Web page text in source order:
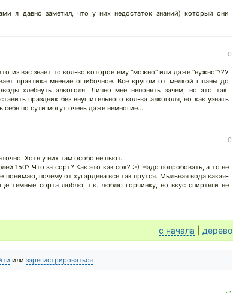
я давно заметил, что у них недостаток знаний) который они
0
из вас знает то кол-во которое ему "можно" или даже "нужно"??У
практика мнение ошибочное. Все кругом от мелкой шпаны до
хлебнуть алкоголя. Лично мне непонять зачем, но это так.
праздник без внушительного кол-ва алкоголя, но как узнать
себя по сути могут очень даже немногие...
0
Хотя у них там особо не пьют.
150? Что за сорт? Как это как сок? :-) Надо попробовать, а то не
почему от хугардена все так прутся. Мыльная вода какая-
темные сорта люблю, т.к. люблю горчинку, но вкус спиртяги не
с начала дерево
или зарегистрироваться